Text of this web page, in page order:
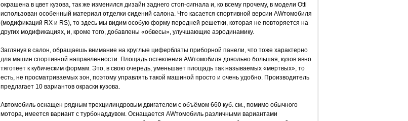
окрашена в цвет кузова, так же изменился дизайн заднего стоп-сигнала и, ко всему прочему, в модели Otti
использован особенный материал отделки сидений салона. Что касается спортивной версии AWтомобиля
(модификаций RX и RS), то здесь мы видим особую форму передней решетки, которая не повторяется на
других модификациях, и, кроме того, добавлены «обвесы», улучшающие аэродинамику.
Заглянув в салон, обращаешь внимание на круглые циферблаты приборной панели, что тоже характерно
для машин спортивной направленности. Площадь остекления AWтомобиля довольно большая, кузов явно
тяготеет к кубическим формам. Это, в свою очередь, уменьшает площадь так называемых «мертвых», то
есть, не просматриваемых зон, поэтому управлять такой машиной просто и очень удобно. Производитель
предлагает 10 вариантов окраски кузова.
Автомобиль оснащен рядным трехцилиндровым двигателем с объёмом 660 куб. см., помимо обычного
мотора, имеется вариант с турбонаддувом. Оснащается AWтомобиль различными вариантами